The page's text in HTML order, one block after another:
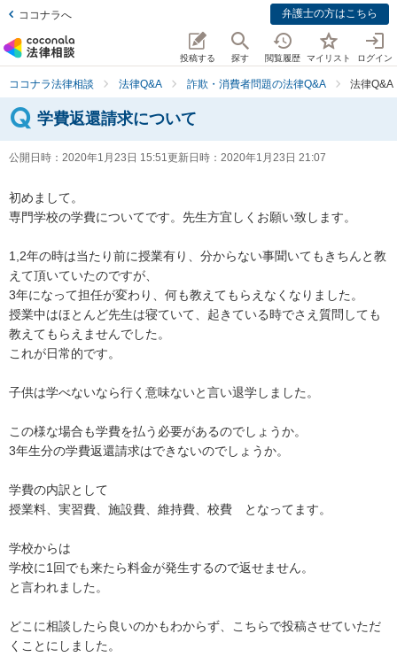
ココナラへ 弁護士の方はこちら
投稿する 探す 閲覧履歴 マイリスト ログイン
ココナラ法律相談 法律Q&A 詐欺・消費者問題の法律Q&A 法律Q&A
学費返還請求について
公開日時： 2020年1月23日 15:51更新日時： 2020年1月23日 21:07
初めまして。
専門学校の学費についてです。先生方宜しくお願い致します。
1,2年の時は当たり前に授業有り、分からない事聞いてもきちんと教
えて頂いていたのですが、
3年になって担任が変わり、何も教えてもらえなくなりました。
授業中はほとんど先生は寝ていて、起きている時でさえ質問しても
教えてもらえませんでした。
これが日常的です。
子供は学べないなら行く意味ないと言い退学しました。
この様な場合も学費を払う必要があるのでしょうか。
3年生分の学費返還請求はできないのでしょうか。
学費の内訳として
授業料、実習費、施設費、維持費、校費　となってます。
学校からは
学校に1回でも来たら料金が発生するので返せません。
と言われました。
どこに相談したら良いのかもわからず、こちらで投稿させていただ
くことにしました。